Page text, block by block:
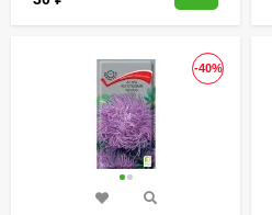
-40%